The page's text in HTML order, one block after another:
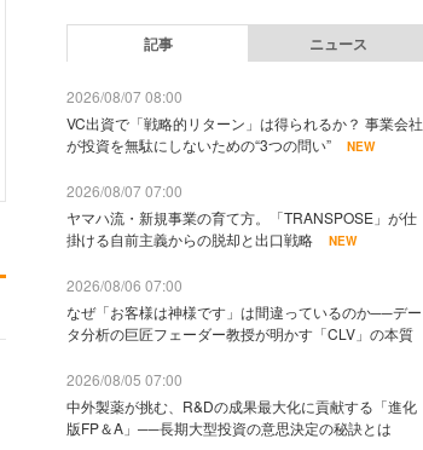
記事 ニュース
2026/08/07 08:00
VC出資で「戦略的リターン」は得られるか？ 事業会社
が投資を無駄にしないための“3つの問い”
NEW
2026/08/07 07:00
ヤマハ流・新規事業の育て方。「TRANSPOSE」が仕
掛ける自前主義からの脱却と出口戦略
NEW
2026/08/06 07:00
なぜ「お客様は神様です」は間違っているのか──デー
タ分析の巨匠フェーダー教授が明かす「CLV」の本質
2026/08/05 07:00
中外製薬が挑む、R&Dの成果最大化に貢献する「進化
版FP＆A」──長期大型投資の意思決定の秘訣とは